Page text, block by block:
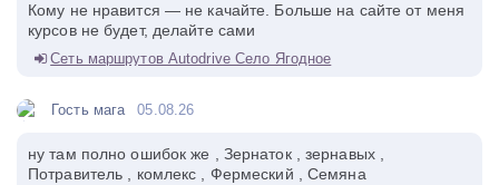
Кому не нравится — не качайте. Больше на сайте от меня
курсов не будет, делайте сами
Сеть маршрутов Autodrive Село Ягодное
Гость мага 05.08.26
ну там полно ошибок же , Зернаток , зернавых ,
Потравитель , комлекс , Фермеский , Семяна